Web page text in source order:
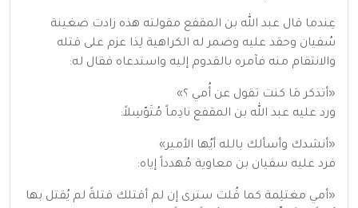
عِندما قال عبد الله بن المقفع مقولته هذه زادت ضغينة
سُفيان وحقد عليه وضمر له الكراهية لِذا عزم على قتله
والانتقام منه فآمره بالقدوم إليه واستدعاه فقال له:
«أتذكر مَا كنت تقول عن أُمي ؟»
ورد عليه عبد الله بن المقفع نادِماً مُتَوّسِلاً:
«أنشدك وأسألك بالله أيُها الأمير»
فرد عليه سفيان بن معاوية مُهدداً إياه:
«أمي مغتلِمة كما قُلت سترى إن لم أقتلك قتلةً لم يُقتل بها